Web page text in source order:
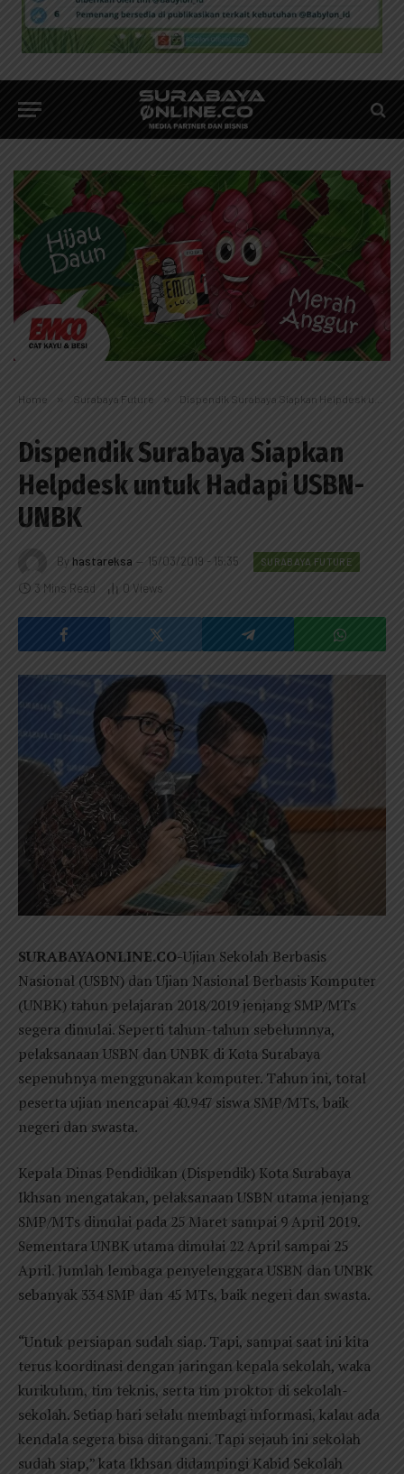
Home » Surabaya Future » Dispendik Surabaya Siapkan Helpdesk untuk Hadapi USBN-UNBK
Dispendik Surabaya Siapkan
Helpdesk untuk Hadapi USBN-
UNBK
By hastareksa 15/03/2019 - 15:35 SURABAYA FUTURE
3 Mins Read 0 Views
SURABAYAONLINE.CO-Ujian Sekolah Berbasis
Nasional (USBN) dan Ujian Nasional Berbasis Komputer
(UNBK) tahun pelajaran 2018/2019 jenjang SMP/MTs
segera dimulai. Seperti tahun-tahun sebelumnya,
pelaksanaan USBN dan UNBK di Kota Surabaya
sepenuhnya menggunakan komputer. Tahun ini, total
peserta ujian mencapai 40.947 siswa SMP/MTs, baik
negeri dan swasta.
Kepala Dinas Pendidikan (Dispendik) Kota Surabaya
Ikhsan mengatakan, pelaksanaan USBN utama jenjang
SMP/MTs dimulai pada 25 Maret sampai 9 April 2019.
Sementara UNBK utama dimulai 22 April sampai 25
April. Jumlah lembaga penyelenggara USBN dan UNBK
sebanyak 334 SMP dan 45 MTs, baik negeri dan swasta.
“Untuk persiapan sudah siap. Tapi, sampai saat ini kita
terus koordinasi dengan jaringan kepala sekolah, waka
kurikulum, tim teknis, serta tim proktor di sekolah-
sekolah. Setiap hari selalu membagi informasi, kalau ada
kendala segera bisa ditangani. Tapi sejauh ini sekolah
sudah siap,” kata Ikhsan didampingi Kabid Sekolah